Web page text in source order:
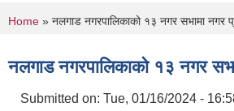
You are here
Home » नलगाड नगरपालिकाको १३ नगर सभामा नगर
नलगाड नगरपालिकाको १३ नगर
Submitted on: Tue, 01/16/2024 -